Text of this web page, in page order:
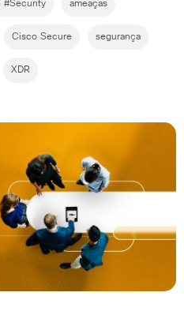
#Security ameaças
Cisco Secure segurança
XDR